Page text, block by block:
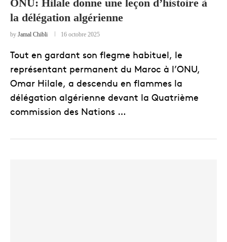
ONU: Hilale donne une leçon d’histoire à
la délégation algérienne
by Jamal Chibli 16 octobre 2025
Tout en gardant son flegme habituel, le
représentant permanent du Maroc à l’ONU,
Omar Hilale, a descendu en flammes la
délégation algérienne devant la Quatrième
commission des Nations …